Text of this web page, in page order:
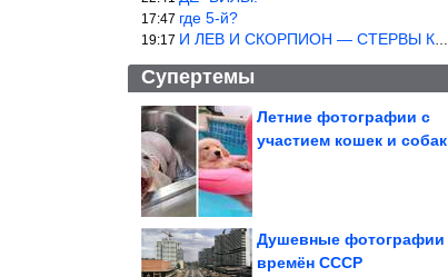
17:47 где 5-й?
19:17 И ЛЕВ И СКОРПИОН — СТЕРВЫ КАКИХ ЕЩЕ ПОИСКАТЬ НАДО
Супертемы
В учебниках истории
Летние фотографии с
участием кошек и собак
Душевные фотографии
времён СССР